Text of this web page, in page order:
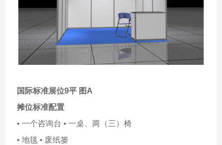
国际标准展位9平 图A
摊位标准配置
• 一个咨询台 • 一桌、两（三）椅
• 地毯 • 废纸篓